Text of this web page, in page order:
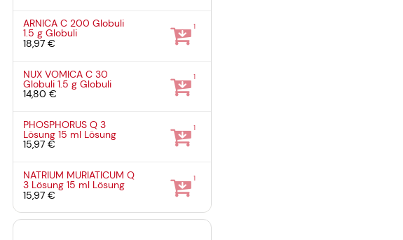
ARNICA C 200 Globuli
1.5 gGlobuli
18,97 €
1
NUX VOMICA C 30
Globuli1.5 gGlobuli
14,80 €
1
PHOSPHORUS Q 3
Lösung15 ml Lösung
15,97 €
1
NATRIUM MURIATICUM Q
3 Lösung15 ml Lösung
15,97 €
1